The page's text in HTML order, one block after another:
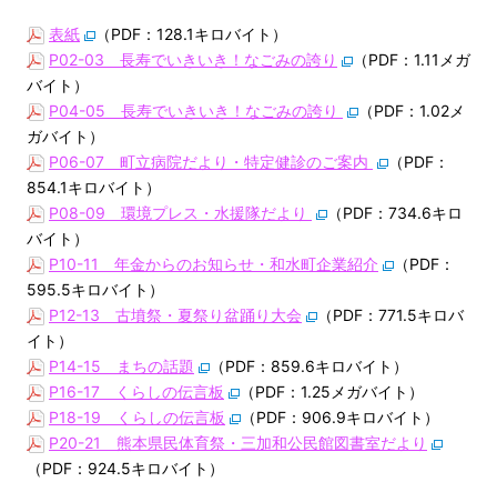
表紙
（PDF：128.1キロバイト）
P02-03 長寿でいきいき！なごみの誇り
（PDF：1.11メガ
バイト）
P04-05 長寿でいきいき！なごみの誇り
（PDF：1.02メ
ガバイト）
P06-07 町立病院だより・特定健診のご案内
（PDF：
854.1キロバイト）
P08-09 環境プレス・水援隊だより
（PDF：734.6キロ
バイト）
P10-11 年金からのお知らせ・和水町企業紹介
（PDF：
595.5キロバイト）
P12-13 古墳祭・夏祭り盆踊り大会
（PDF：771.5キロバ
イト）
P14-15 まちの話題
（PDF：859.6キロバイト）
P16-17 くらしの伝言板
（PDF：1.25メガバイト）
P18-19 くらしの伝言板
（PDF：906.9キロバイト）
P20-21 熊本県民体育祭・三加和公民館図書室だより
（PDF：924.5キロバイト）